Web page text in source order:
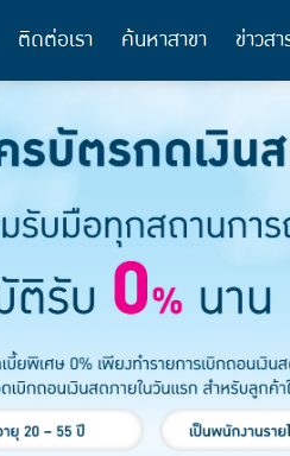
ติดต่อเรา ค้นหาสาขา ข่าวสา